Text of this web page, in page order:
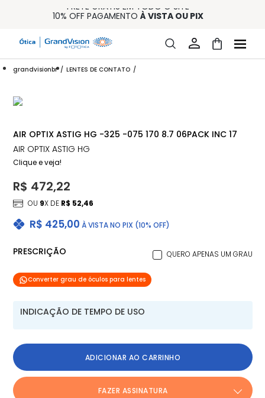
FRETE GRÁTIS EM TODO O SITE
10% OFF PAGAMENTO À VISTA OU PIX
15% OFF NA PRIMEIRA COMPRA (CONSULTE REGULAMENTO)
32% OFF NO COMBO - CONS. REG.
grandvisionbr LENTES DE CONTATO
AIR OPTIX ASTIG HG -325 -075 170 8.7 06PACK INC 17
AIR OPTIX ASTIG HG
Clique e veja!
R$ 425,00 À VISTA NO PIX (10% OFF)
R$ 472,22
OU 9X DE R$ 52,46
PRESCRIÇÃO QUERO APENAS UM GRAU
Converter grau de óculos para lentes
INDICAÇÃO DE TEMPO DE USO
ADICIONAR AO CARRINHO
FAZER ASSINATURA